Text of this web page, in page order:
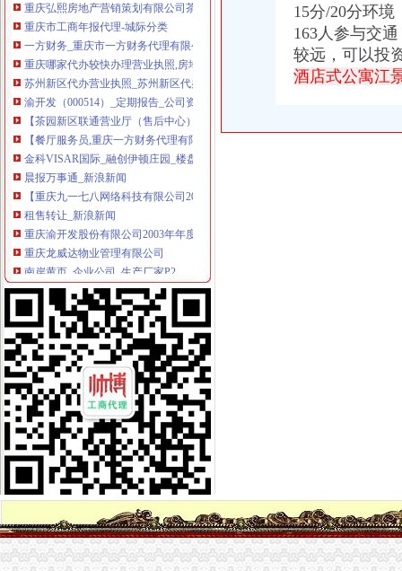
重庆市工商年报代理-城际分类
一方财务_重庆市一方财务代理有限公司新招聘信息-汇博网
重庆哪家代办较快办理营业执照,房地产开发资质验资-重庆58同城
苏州新区代办营业执照_苏州新区代办营业执照厂家批发-虎易网
渝开发（000514）_定期报告_公司资料_新浪财经
【茶园新区联通营业厅（售后中心）招合作伙伴】-代理加盟-重庆赶集网
【餐厅服务员,重庆一方财务代理有限公司招聘】-重庆赶集网
金科VISAR国际_融创伊顿庄园_楼盘对比分析-重庆乐居
晨报万事通_新浪新闻
【重庆九一七八网络科技有限公司2018新招聘信息】_聘网
租售转让_新浪新闻
重庆渝开发股份有限公司2003年年度报告（2004-03-18）_渝开发（
重庆龙威达物业管理有限公司
南岸黄页_企业公司_生产厂家P2
重庆渝开发股份有限公司2003年年度报告_渝开发（000514）_公告正
【无锡新区代办执照无锡新区代办税务登记无锡新区代办营业执照无
重庆委托书招标采购-千里马招标网
12月16日上市公司晚间公告速递_财经_MSN中国
重庆南岸咨询与业-顺企网重庆南岸黄页
重庆聚天下企业孵化器有限公司联系方式_信用报告_工商信息-启信宝
万事通||押_凤凰资讯
重庆九一七八网络科技有限公司联系方式_信用报告_工商信息-启信宝
重庆渝开发股份有限公司2003年年度报告_渝开发（000514）_公告正
【供应苏州新区代办营业执照苏州吴中区代办营业执照优选苏州德仁】
租售转让|重庆|重庆市_凤凰资讯
【重庆茶园新区代办公司】_重庆列表网
【坪山代办营业执照代办坪山新区营业执照】价格_厂家_图片-Hc360
[中报]渝开发：2013年半年度报告-[中财网]
【图】南岸茶园新区府公司注册代办营业执照代理_重庆工商注册_重
【58同城】重庆北碚城北新区资质证书办理_企业资质代理_资质代办机
15分/20分环
163人参与交
较远， 可以投
酒店式公寓江